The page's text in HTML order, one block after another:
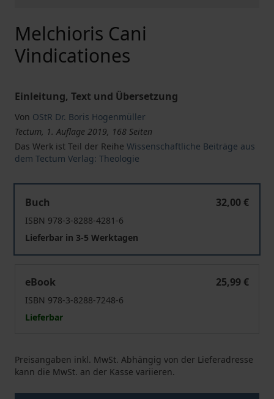
Melchioris Cani
Vindicationes
Einleitung, Text und Übersetzung
Von OStR Dr. Boris Hogenmüller
Tectum, 1. Auflage 2019, 168 Seiten
Das Werk ist Teil der Reihe Wissenschaftliche Beiträge aus
dem Tectum Verlag: Theologie
Buch
32,00 €
ISBN 978-3-8288-4281-6
Lieferbar in 3-5 Werktagen
eBook
25,99 €
ISBN 978-3-8288-7248-6
Lieferbar
Preisangaben inkl. MwSt. Abhängig von der Lieferadresse
kann die MwSt. an der Kasse variieren.